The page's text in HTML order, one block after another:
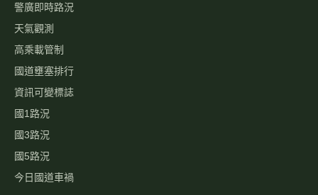
警廣即時路況
天氣觀測
高乘載管制
國道壅塞排行
資訊可變標誌
國1路況
國3路況
國5路況
今日國道車禍